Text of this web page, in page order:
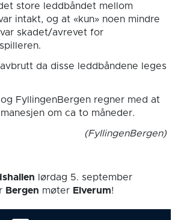
store leddbåndet mellom
intakt, og at «kun» noen mindre
skadet/avrevet for
da disse leddbåndene leges
FyllingenBergen regner med at
om ca to måneder.
(FyllingenBergen)
lørdag 5. september
Bergen møter Elverum!